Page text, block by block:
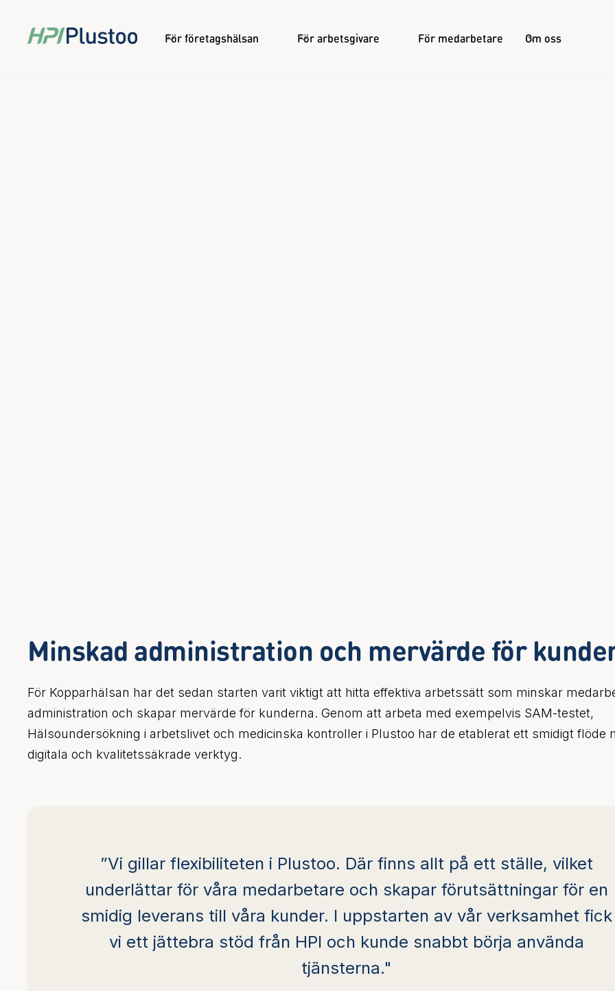
För företagshälsan För arbetsgivare För medarbetare Om oss
Minskad administration och mervärde för
För Kopparhälsan har det sedan starten varit viktigt att hitta effektiva arbetssätt som minskar
administration och skapar mervärde för kunderna. Genom att arbeta med exempelvis SAM-testet,
Hälsoundersökning i arbetslivet och medicinska kontroller i Plustoo har de etablerat ett smidigt flöde
digitala och kvalitetssäkrade verktyg.
”Vi gillar flexibiliteten i Plustoo. Där finns allt på ett ställe, vilket
underlättar för våra medarbetare och skapar förutsättningar för en
smidig leverans till våra kunder. I uppstarten av vår verksamhet fick
vi ett jättebra stöd från HPI och kunde snabbt börja använda
tjänsterna."